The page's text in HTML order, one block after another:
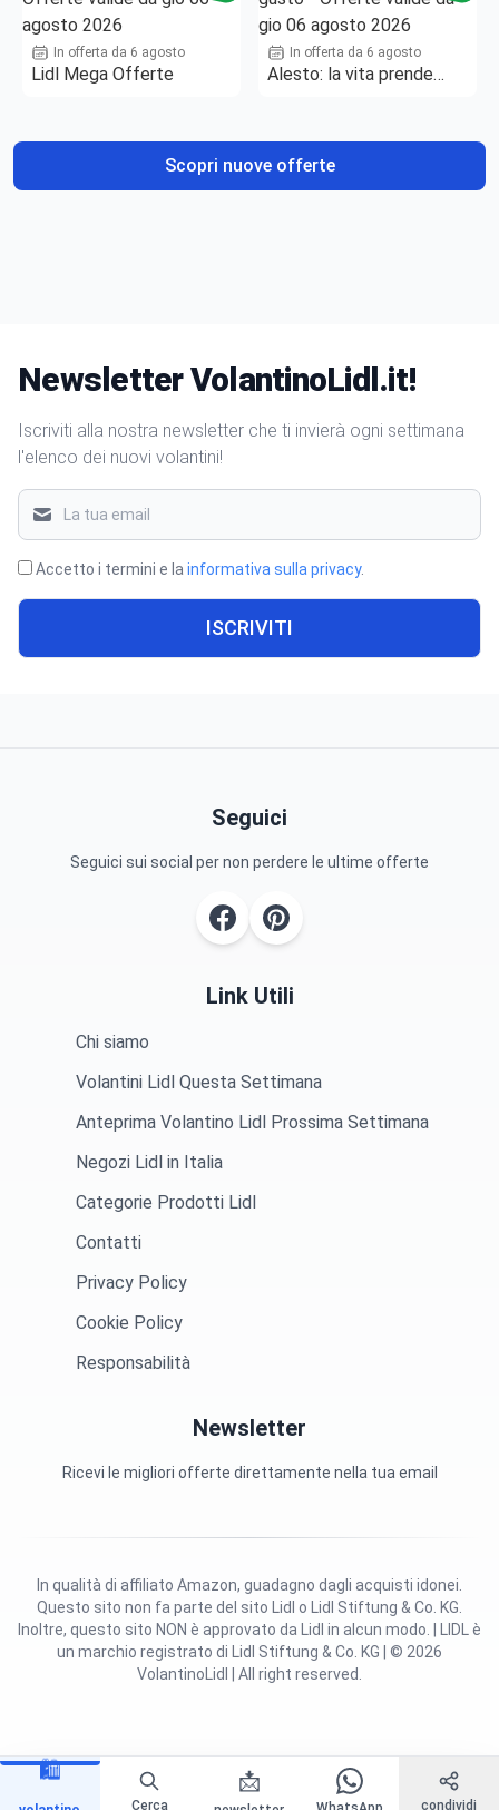
In offerta da 6 agosto
Lidl Mega Offerte
In offerta da 6 agosto
Alesto: la vita prende
Scopri nuove offerte
🛍️
Cerca
📩
condividi
Newsletter VolantinoLidl.it!
Iscriviti alla nostra newsletter che ti invierà ogni settimana
l'elenco dei nuovi volantini!
Accetto i termini e la informativa sulla privacy.
ISCRIVITI
Seguici
Seguici sui social per non perdere le ultime offerte
Link Utili
Chi siamo
Volantini Lidl Questa Settimana
Anteprima Volantino Lidl Prossima Settimana
Negozi Lidl in Italia
Categorie Prodotti Lidl
Contatti
Privacy Policy
Cookie Policy
Responsabilità
Newsletter
Ricevi le migliori offerte direttamente nella tua email
Questo sito non fa parte del sito Lidl o Lidl Stiftung & Co. KG.
Inoltre, questo sito NON è approvato da Lidl in alcun modo. | LIDL è
un marchio registrato di Lidl Stiftung & Co. KG | © 2026
VolantinoLidl | All right reserved.
In qualità di affiliato Amazon, guadagno dagli acquisti idonei.